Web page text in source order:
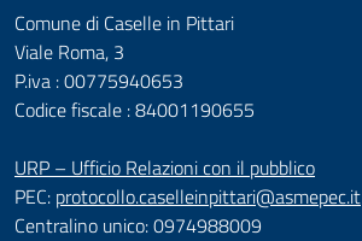
Comune di Caselle in Pittari
Viale Roma, 3
P.iva : 00775940653
Codice fiscale : 84001190655
URP – Ufficio Relazioni con il pubblico
PEC: protocollo.caselleinpittari@asmepec.it
Centralino unico: 0974988009